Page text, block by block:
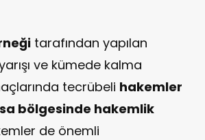
tarafından yapılan
ve kümede kalma
tecrübeli hakemler
bölgesinde hakemlik
de önemli